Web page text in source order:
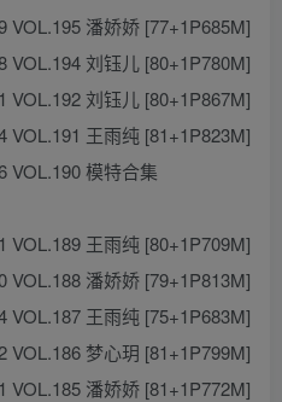
VOL.195 潘娇娇 [77+1P685M]
VOL.194 刘钰儿 [80+1P780M]
VOL.192 刘钰儿 [80+1P867M]
VOL.191 王雨纯 [81+1P823M]
VOL.190 模特合集
VOL.189 王雨纯 [80+1P709M]
VOL.188 潘娇娇 [79+1P813M]
VOL.187 王雨纯 [75+1P683M]
VOL.186 梦心玥 [81+1P799M]
VOL.185 潘娇娇 [81+1P772M]